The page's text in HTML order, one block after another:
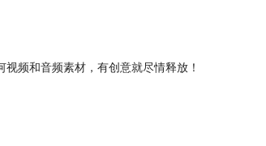
频和音频素材，有创意就尽情释放！